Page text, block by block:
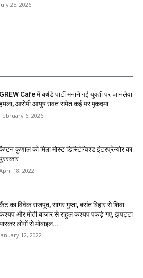
July 25, 2026
GREW Cafe में बर्थडे पार्टी मनाने गई युवती पर जानलेवा
हमला, आरोपी आयुष रावत समेत कई पर मुकदमा
February 6, 2026
कैप्टन कुणाल को मिला मोस्ट डिस्टिंग्विश्ड इंटरप्रेन्योर का
पुरस्कार
April 18, 2022
कैंट का विवेक राजपूत, सागर गुप्ता, बसंत बिहार से शिवा
कश्यप और मोती बाजार से राहुल कश्यप पकड़े गए, झपट्टा
मारकर लोगों से मोबाइल...
January 12, 2022